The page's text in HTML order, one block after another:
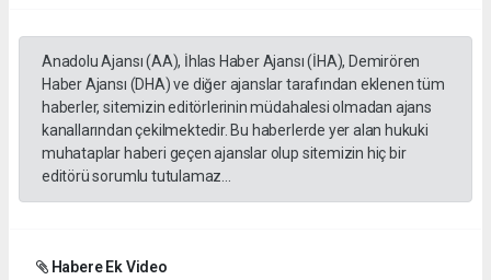
Anadolu Ajansı (AA), İhlas Haber Ajansı (İHA), Demirören
Haber Ajansı (DHA) ve diğer ajanslar tarafından eklenen tüm
haberler, sitemizin editörlerinin müdahalesi olmadan ajans
kanallarından çekilmektedir. Bu haberlerde yer alan hukuki
muhataplar haberi geçen ajanslar olup sitemizin hiç bir
editörü sorumlu tutulamaz...
Habere Ek Video